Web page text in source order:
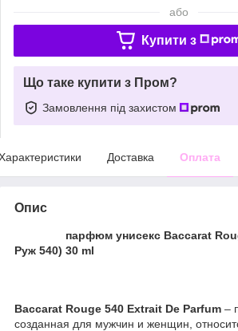
або
Купити з
Що таке купити з Пром?
Замовлення під захистом
Доставка Оплата
Опис
парфюм унисекс Baccarat Rouge
Руж 540) 30 ml
Baccarat Rouge 540 Extrait De Parfum –
созданная для мужчин и женщин,